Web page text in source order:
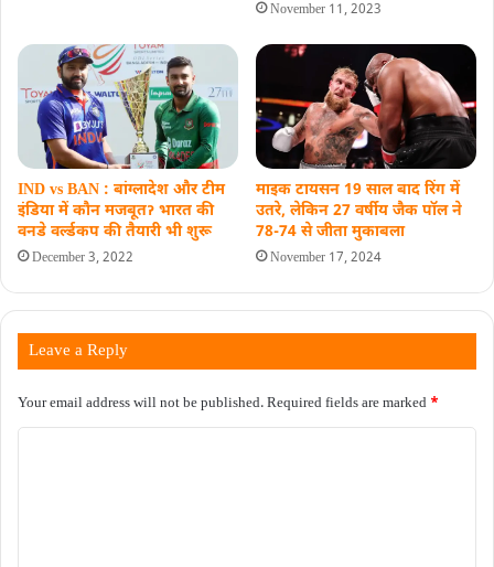
November 11, 2023
IND vs BAN : बांग्लादेश और टीम
इंडिया में कौन मजबूतॽ भारत की
वनडे वर्ल्डकप की तैयारी भी शुरू
December 3, 2022
माइक टायसन 19 साल बाद रिंग में
उतरे, लेकिन 27 वर्षीय जैक पॉल ने
78-74 से जीता मुकाबला
November 17, 2024
Leave a Reply
Your email address will not be published.Required fields are marked *